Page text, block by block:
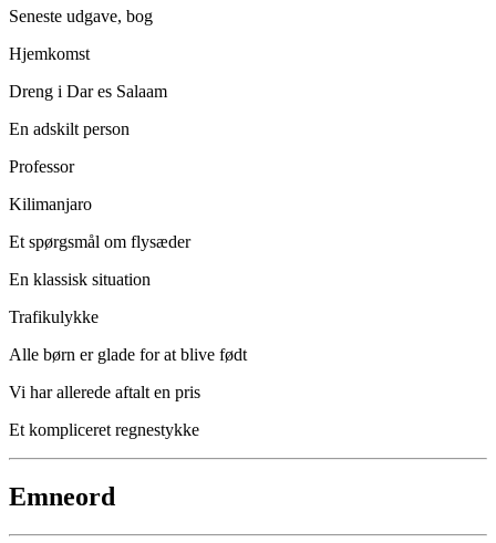
Seneste udgave, bog
Hjemkomst
Dreng i Dar es Salaam
En adskilt person
Professor
Kilimanjaro
Et spørgsmål om flysæder
En klassisk situation
Trafikulykke
Alle børn er glade for at blive født
Vi har allerede aftalt en pris
Et kompliceret regnestykke
Emneord